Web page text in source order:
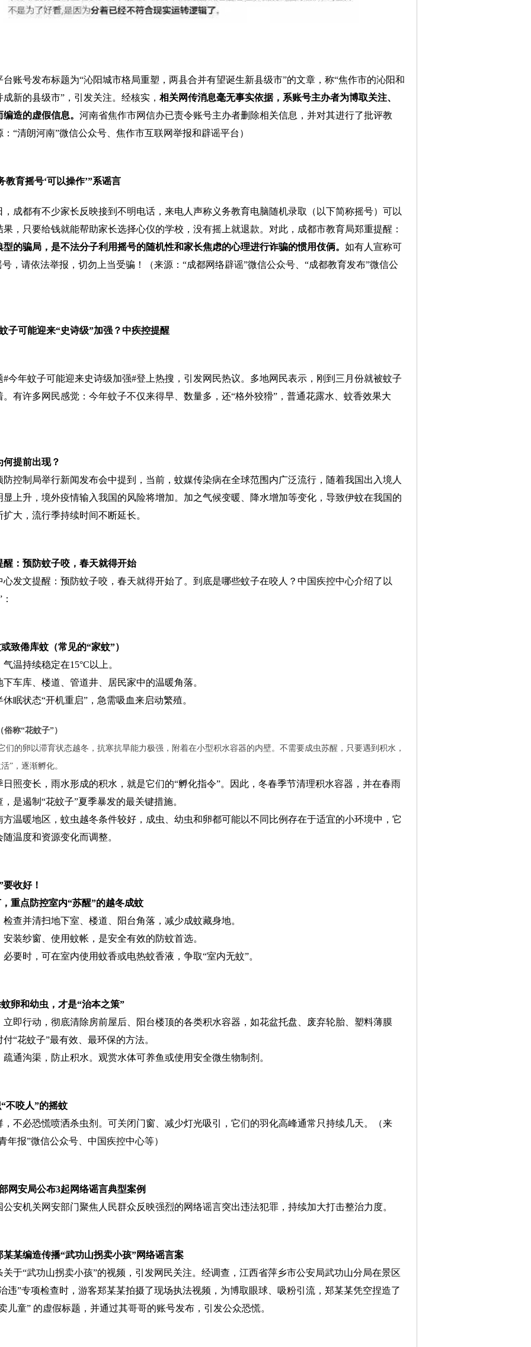
台账号发布标题为“沁阳城市格局重塑，两县合并有望诞生新县级市”的文章，称“焦作市的沁阳和
新的县级市”，引发关注。经核实， 相关网传消息毫无事实依据，系账号主办者为博取关注、
造的虚假信息。 河南省焦作市网信办已责令账号主办者删除相关信息，并对其进行了批评教
“清朗河南”微信公众号、焦作市互联网举报和辟谣平台）
教育摇号‘可以操作’”系谣言
，成都有不少家长反映接到不明电话，来电人声称义务教育电脑随机录取（以下简称摇号）可以
果，只要给钱就能帮助家长选择心仪的学校，没有摇上就退款。对此，成都市教育局郑重提醒：
型的骗局，是不法分子利用摇号的随机性和家长焦虑的心理进行诈骗的惯用伎俩。 如有人宣称可
号，请依法举报，切勿上当受骗！（来源：“成都网络辟谣”微信公众号、“成都教育发布”微信公
子可能迎来“史诗级”加强？中疾控提醒
#今年蚊子可能迎来史诗级加强#登上热搜，引发网民热议。多地网民表示，刚到三月份就被蚊子
。有许多网民感觉：今年蚊子不仅来得早、数量多，还“格外狡猾”，普通花露水、蚊香效果大
何提前出现？
防控制局举行新闻发布会中提到，当前，蚊媒传染病在全球范围内广泛流行，随着我国出入境人
显上升，境外疫情输入我国的风险将增加。加之气候变暖、降水增加等变化，导致伊蚊在我国的
大，流行季持续时间不断延长。
醒：预防蚊子咬，春天就得开始
心发文提醒：预防蚊子咬，春天就得开始了。到底是哪些蚊子在咬人？中国疾控中心介绍了以
致倦库蚊（常见的“家蚊”）
温持续稳定在15°C以上。
下车库、楼道、管道井、居民家中的温暖角落。
眠状态“开机重启”，急需吸血来启动繁殖。
称“花蚊子”）
们的卵以滞育状态越冬，抗寒抗旱能力极强，附着在小型积水容器的内壁。不需要成虫苏醒，只要遇到积水，
”，逐渐孵化。
日照变长，雨水形成的积水，就是它们的“孵化指令”。因此，冬春季节清理积水容器，并在春雨
是遏制“花蚊子”夏季暴发的最关键措施。
方温暖地区，蚊虫越冬条件较好，成虫、幼虫和卵都可能以不同比例存在于适宜的小环境中，它
温度和资源变化而调整。
收好！
重点防控室内“苏醒”的越冬成蚊
检查并清扫地下室、楼道、阳台角落，减少成蚊藏身地。
安装纱窗、使用蚊帐，是安全有效的防蚊首选。
要时，可在室内使用蚊香或电热蚊香液，争取“室内无蚊”。
卵和幼虫，才是“治本之策”
立即行动，彻底清除房前屋后、阳台楼顶的各类积水容器，如花盆托盘、废弃轮胎、塑料薄膜
“花蚊子”最有效、最环保的方法。
疏通沟渠，防止积水。观赏水体可养鱼或使用安全微生物制剂。
不咬人”的摇蚊
，不必恐慌喷洒杀虫剂。可关闭门窗、减少灯光吸引，它们的羽化高峰通常只持续几天。（来
年报”微信公众号、中国疾控中心等）
网安局公布3起网络谣言典型案例
公安机关网安部门聚焦人民群众反映强烈的网络谣言突出违法犯罪，持续加大打击整治力度。
某某编造传播“武功山拐卖小孩”网络谣言案
关于“武功山拐卖小孩”的视频，引发网民关注。经调查，江西省萍乡市公安局武功山分局在景区
违”专项检查时，游客郑某某拍摄了现场执法视频，为博取眼球、吸粉引流，郑某某凭空捏造了
儿童” 的虚假标题，并通过其哥哥的账号发布，引发公众恐慌。